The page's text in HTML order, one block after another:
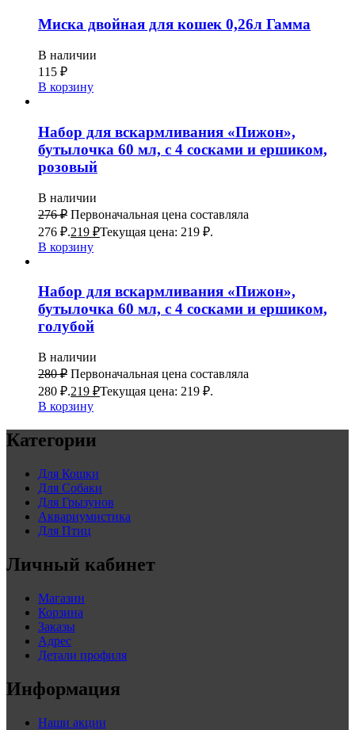
Миска двойная для кошек 0,26л Гамма
В наличии
115 ₽
В корзину
Набор для вскармливания «Пижон»,
бутылочка 60 мл, с 4 сосками и ершиком,
розовый
В наличии
276₽ Первоначальная цена составляла
276 ₽.219 ₽Текущая цена: 219 ₽.
В корзину
Набор для вскармливания «Пижон»,
бутылочка 60 мл, с 4 сосками и ершиком,
голубой
В наличии
280₽ Первоначальная цена составляла
280 ₽.219 ₽Текущая цена: 219 ₽.
В корзину
Категории
Для Кошки
Для Собаки
Для Грызунов
Аквариумистика
Для Птиц
Личный кабинет
Магазин
Корзина
Заказы
Адрес
Детали профиля
Информация
Наши акции